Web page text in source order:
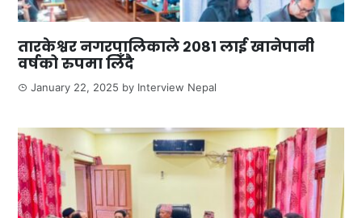
तारकेश्वर नगरपालिकाले २०८१ लाई खानेपानी
वर्षको रुपमा लिँदै
January 22, 2025 by Interview Nepal